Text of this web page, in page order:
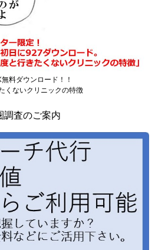
料ダウンロード！！
くないクリニックの特徴
調査のご案内